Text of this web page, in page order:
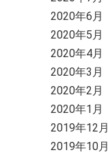
2020年6月
2020年5月
2020年4月
2020年3月
2020年2月
2020年1月
2019年12月
2019年10月